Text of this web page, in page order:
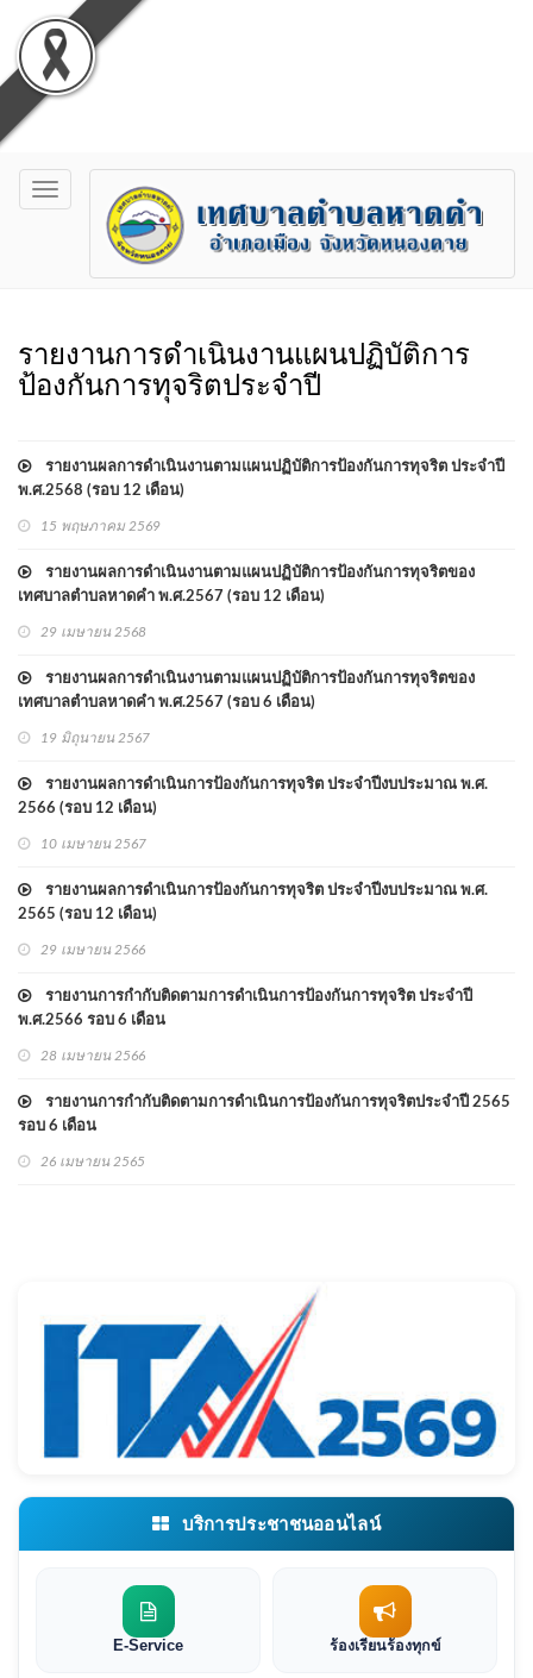
Toggle
navigation
รายงานการดำเนินงานแผนปฏิบัติการ
ป้องกันการทุจริตประจำปี
รายงานผลการดำเนินงานตามแผนปฏิบัติการป้องกันการทุจริต ประจำปี
พ.ศ.2568 (รอบ 12 เดือน)
15 พฤษภาคม 2569
รายงานผลการดำเนินงานตามแผนปฏิบัติการป้องกันการทุจริตของ
เทศบาลตำบลหาดคำ พ.ศ.2567 (รอบ 12 เดือน)
29 เมษายน 2568
รายงานผลการดำเนินงานตามแผนปฏิบัติการป้องกันการทุจริตของ
เทศบาลตำบลหาดคำ พ.ศ.2567 (รอบ 6 เดือน)
19 มิถุนายน 2567
รายงานผลการดำเนินการป้องกันการทุจริต ประจำปีงบประมาณ พ.ศ.
2566 (รอบ 12 เดือน)
10 เมษายน 2567
รายงานผลการดำเนินการป้องกันการทุจริต ประจำปีงบประมาณ พ.ศ.
2565 (รอบ 12 เดือน)
29 เมษายน 2566
รายงานการกำกับติดตามการดำเนินการป้องกันการทุจริต ประจำปี
พ.ศ.2566 รอบ 6 เดือน
28 เมษายน 2566
รายงานการกำกับติดตามการดำเนินการป้องกันการทุจริตประจำปี 2565
รอบ 6 เดือน
26 เมษายน 2565
บริการประชาชนออนไลน์
E-Service ร้องเรียนร้องทุกข์